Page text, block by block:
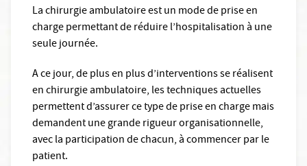
La chirurgie ambulatoire est un mode de prise en
charge permettant de réduire l’hospitalisation à une
seule journée.
A ce jour, de plus en plus d’interventions se réalisent
en chirurgie ambulatoire, les techniques actuelles
permettent d’assurer ce type de prise en charge mais
demandent une grande rigueur organisationnelle,
avec la participation de chacun, à commencer par le
patient.